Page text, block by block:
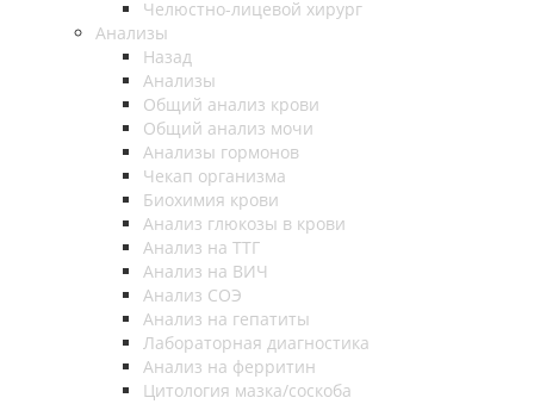
Челюстно-лицевой хирург
Анализы
Назад
Анализы
Общий анализ крови
Общий анализ мочи
Анализы гормонов
Чекап организма
Биохимия крови
Анализ глюкозы в крови
Анализ на ТТГ
Анализ на ВИЧ
Анализ СОЭ
Анализ на гепатиты
Лабораторная диагностика
Анализ на ферритин
Цитология мазка/соскоба